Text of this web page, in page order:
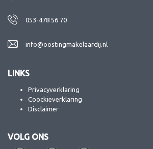
053-478 56 70
info@oostingmakelaardij.nl
LINKS
Privacyverklaring
Coockieverklaring
Disclaimer
VOLG ONS